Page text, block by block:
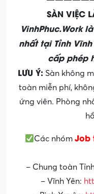
SÀN VIỆC
VinhPhuc.Work
nhất tại Tỉnh
cấp phép
LƯU Ý: Sàn không
toàn miễn phí,
ứng viên. Phòng
Các nhóm Job
– Chung toàn
– Vĩnh Yên: